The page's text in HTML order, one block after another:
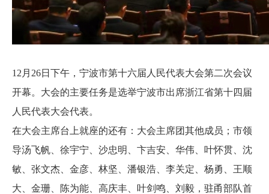
12月26日下午，宁波市第十六届人民代表大会第二次会议
开幕。大会的主要任务是选举宁波市出席浙江省第十四届
人民代表大会代表。
在大会主席台上就座的还有：大会主席团其他成员；市领
导汤飞帆、徐宇宁、沙忠明、卞吉安、华伟、叶怀贯、沈
敏、张文杰、金彦、林坚、潘银浩、李关定、杨勇、王顺
大、金珊、陈为能、高庆丰、叶剑鸣、刘毅，驻甬部队首